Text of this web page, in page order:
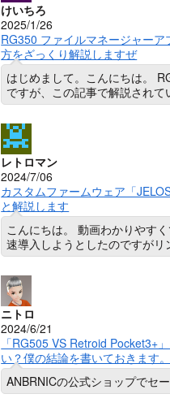
けいちろ
2025/1/26
RG350 ファイルマネージャー
方をざっくり解説しますぜ
はじめまして。こんにちは。
ですが、この記事で解説され
レトロマン
2024/7/06
カスタムファームウェア「
と解説します
こんにちは。 動画わかりやす
速導入しようとしたのですがリ
ニトロ
2024/6/21
「RG505 VS Retroid Pocket3+
い？僕の結論を書いておきます。
ANBRNICの公式ショップでセ